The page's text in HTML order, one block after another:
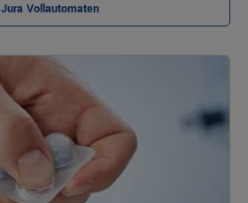
Jura Vollautomaten